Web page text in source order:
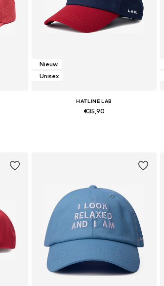
Nieuw
Unisex
HATLINE LAB
€35,90